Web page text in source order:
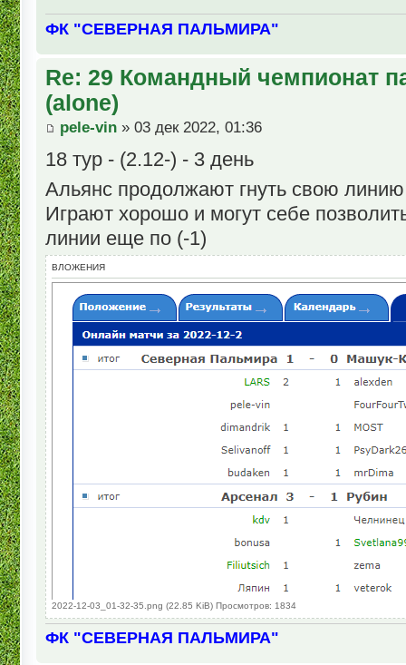
ФК "СЕВЕРНАЯ ПАЛЬМИРА"
Re: 29 Командный чемпионат
(alone)
pele-vin » 03 дек 2022, 01:36
18 тур - (2.12-) - 3 день
Альянс продолжают гнуть свою
Играют хорошо и могут себе
линии еще по (-1)
ВЛОЖЕНИЯ
2022-12-03_01-32-35.png (22.85 KiB) Просмотров: 1834
ФК "СЕВЕРНАЯ ПАЛЬМИРА"